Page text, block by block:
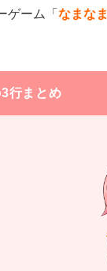
ゲーム「 なまなま
行まとめ